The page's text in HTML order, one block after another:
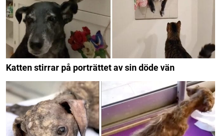
Katten stirrar på porträttet av sin döde vän